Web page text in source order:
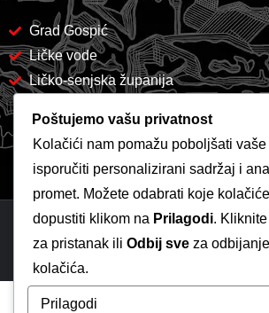
Grad Gospić
Ličke vode
Ličko-senjska županija
Copyright 2026 -Komunalac Gospić
Poštujemo vašu privatnost
Kolačići nam pomažu poboljšati vaše
isporučiti personalizirani sadržaj i
promet. Možete odabrati koje
dopustiti klikom na Prilagodi. Kliknite
za pristanak ili Odbij sve za
kolačića.
Prilagodi